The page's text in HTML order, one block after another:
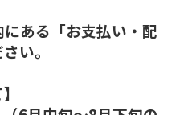
ある「お支払い・配
い。